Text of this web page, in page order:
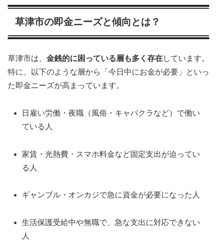
草津市の即金ニーズと傾向とは？
草津市は、 金銭的に困っている層も多く存在しています。
特に、以下のような層から「今日中にお金が必要」といっ
た即金ニーズが高まっています。
日雇い労働・夜職（風俗・キャバクラなど）で働い
ている人
家賃・光熱費・スマホ料金など固定支出が迫ってい
る人
ギャンブル・オンカジで急に資金が必要になった人
生活保護受給中や無職で、急な支出に対応できない
人